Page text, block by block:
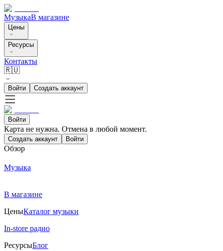
МузыкаВ магазине
Цены
Ресурсы
Контакты
🇷🇺
Войти Создать аккаунт
Войти
Карта не нужна. Отмена в любой момент.
Создать аккаунт Войти
Обзор
Музыка
В магазине
ЦеныКаталог музыки
In-store радио
РесурсыБлог